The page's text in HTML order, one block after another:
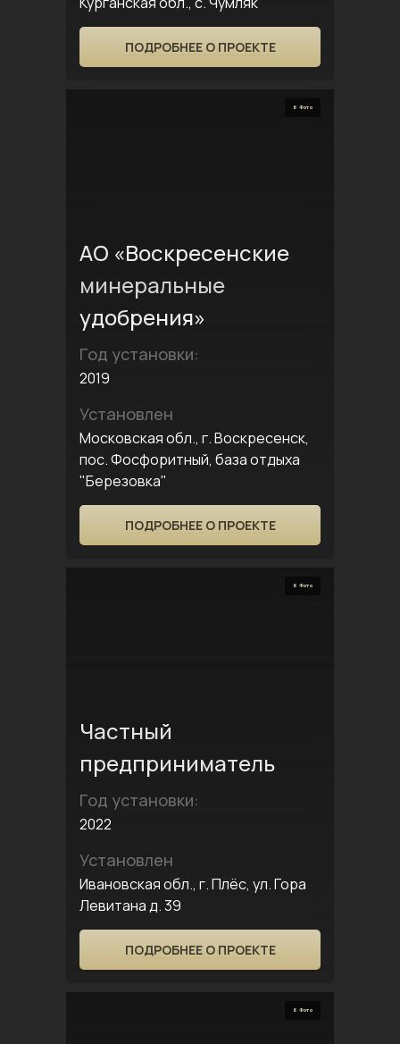
ПОДРОБНЕЕ О ПРОЕКТЕ
6 Фото
АО «Воскресенские
минеральные
удобрения»
Год установки:
2019
Установлен
Московская обл., г. Воскресенск,
пос. Фосфоритный, база отдыха
"Березовка"
ПОДРОБНЕЕ О ПРОЕКТЕ
6 Фото
Частный
предприниматель
Год установки:
2022
Установлен
Ивановская обл., г. Плёс, ул. Гора
Левитана д. 39
ПОДРОБНЕЕ О ПРОЕКТЕ
6 Фото